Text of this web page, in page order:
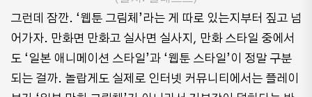
그런데 잠깐. ‘웹툰 그림체’라는 게 따로 있는지부터 짚고 넘
어가자. 만화면 만화고 실사면 실사지, 만화 스타일 중에서
도 ‘일본 애니메이션 스타일’과 ‘웹툰 스타일’이 정말 구분
되는 걸까. 놀랍게도 실제로 인터넷 커뮤니티에서는 플레이